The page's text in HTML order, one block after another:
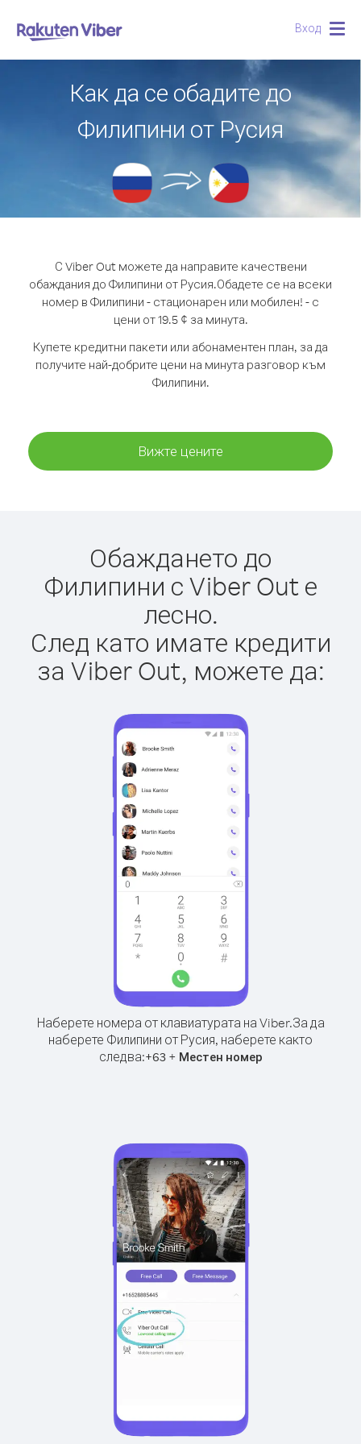
Вход
Как да се обадите до
Филипини от Русия
С Viber Out можете да направите качествени
обаждания до Филипини от Русия.Обадете се на всеки
номер в Филипини - стационарен или мобилен! - с
цени от 19.5 ¢ за минута.
Купете кредитни пакети или абонаментен план, за да
получите най-добрите цени на минута разговор към
Филипини.
Вижте цените
Обаждането до
Филипини с Viber Out е
лесно.
След като имате кредити
за Viber Out, можете да:
Наберете номера от клавиатурата на Viber.За да
наберете Филипини от Русия, наберете както
следва:+63+ Местен номер